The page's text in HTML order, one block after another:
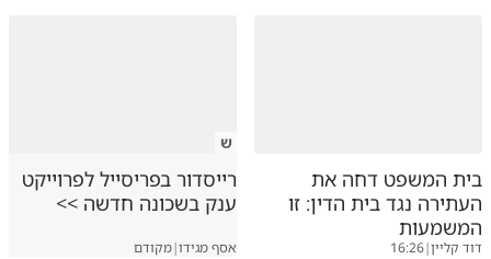
בית המשפט דחה את
העתירה נגד בית הדין: זו
המשמעות
דוד קליין|
16:26
ש
רייסדור בפריסייל לפרוייקט
ענק בשכונה חדשה >>
אסף מגידו|מקודם